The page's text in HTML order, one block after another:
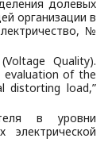
долевых
организации в
№
Quality).
evaluation of the
distorting load,”
в уровни